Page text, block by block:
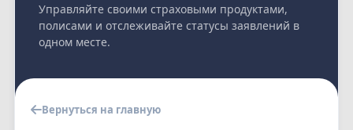
Управляйте своими страховыми продуктами,
полисами и отслеживайте статусы заявлений в
одном месте.
Вернуться на главную